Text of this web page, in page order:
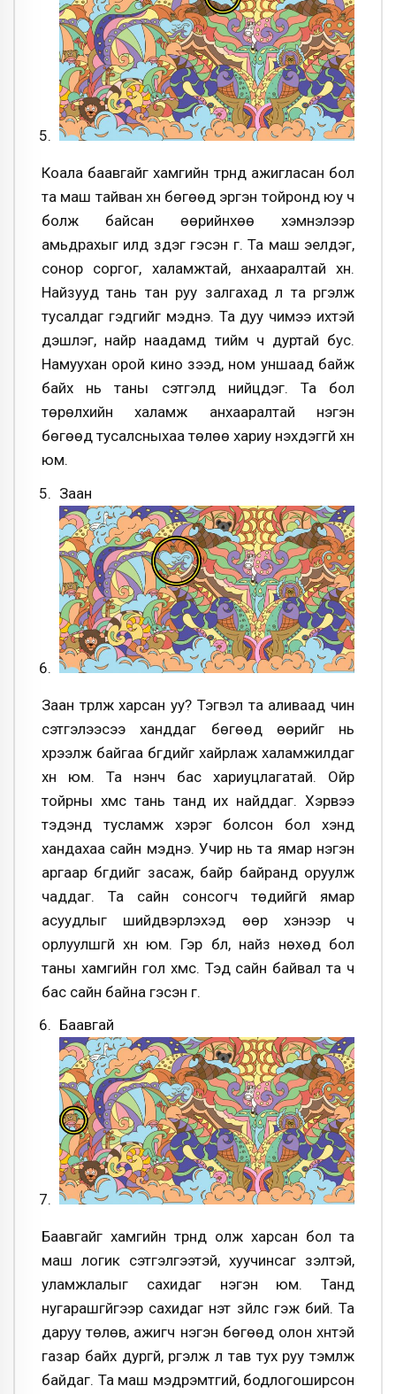
Коала баавгайг хамгийн түрүүнд ажигласан бол
та маш тайван хүн бөгөөд эргэн тойронд юу ч
болж байсан өөрийнхөө хэмнэлээр
амьдрахыг илүүд үздэг гэсэн үг. Та маш эелдэг,
сонор соргог, халамжтай, анхааралтай хүн.
Найзууд тань тан руу залгахад л та үргэлж
тусалдаг гэдгийг мэднэ. Та дуу чимээ ихтэй
үдэшлэг, найр наадамд тийм ч дуртай бус.
Намуухан орой кино үзээд, ном уншаад байж
байх нь таны сэтгэлд нийцдэг. Та бол
төрөлхийн халамж анхааралтай нэгэн
бөгөөд тусалсныхаа төлөө хариу нэхдэггүй хүн
юм.
Заан
Заан түрүүлж харсан уу? Тэгвэл та аливаад чин
сэтгэлээсээ ханддаг бөгөөд өөрийг нь
хүрээлж байгаа бүгдийг хайрлаж халамжилдаг
хүн юм. Та үнэнч бас хариуцлагатай. Ойр
тойрны хүмүүс тань танд их найддаг. Хэрвээ
тэдэнд тусламж хэрэг болсон бол хэнд
хандахаа сайн мэднэ. Учир нь та ямар нэгэн
аргаар бүгдийг засаж, байр байранд оруулж
чаддаг. Та сайн сонсогч төдийгүй ямар
асуудлыг шийдвэрлэхэд өөр хэнээр ч
орлуулшгүй хүн юм. Гэр бүл, найз нөхөд бол
таны хамгийн гол хүмүүс. Тэд сайн байвал та ч
бас сайн байна гэсэн үг.
Баавгай
Баавгайг хамгийн түрүүнд олж харсан бол та
маш логик сэтгэлгээтэй, хуучинсаг үзэлтэй,
уламжлалыг сахидаг нэгэн юм. Танд
нугарашгүйгээр сахидаг үнэт зүйлс гэж бий. Та
даруу төлөв, ажигч нэгэн бөгөөд олон хүнтэй
газар байх дургүй, үргэлж л тав тух руу тэмүүлж
байдаг. Та маш мэдрэмтгий, бодлогоширсон